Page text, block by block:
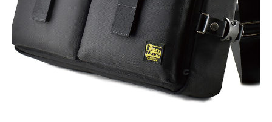
デジカメケース
SONY
Canon
Nikon
OLYMPUS